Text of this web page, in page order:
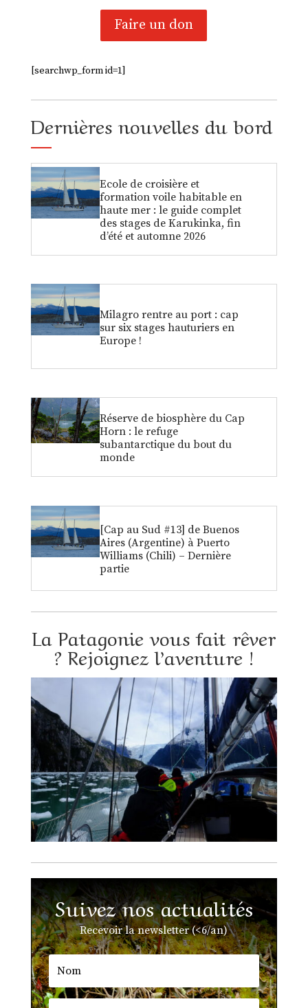
Faire un don
[searchwp_form id=1]
Dernières nouvelles du bord
Ecole de croisière et
formation voile habitable en
haute mer : le guide complet
des stages de Karukinka, fin
d’été et automne 2026
Milagro rentre au port : cap
sur six stages hauturiers en
Europe !
Réserve de biosphère du Cap
Horn : le refuge
subantarctique du bout du
monde
[Cap au Sud #13] de Buenos
Aires (Argentine) à Puerto
Williams (Chili) – Dernière
partie
La Patagonie vous fait rêver
? Rejoignez l’aventure !
Suivez nos actualités
Recevoir la newsletter (<6/an)